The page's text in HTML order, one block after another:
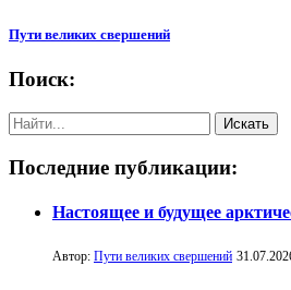
Пути великих свершений
Поиск:
Последние публикации:
Настоящее и будущее
Автор: Пути великих свершений